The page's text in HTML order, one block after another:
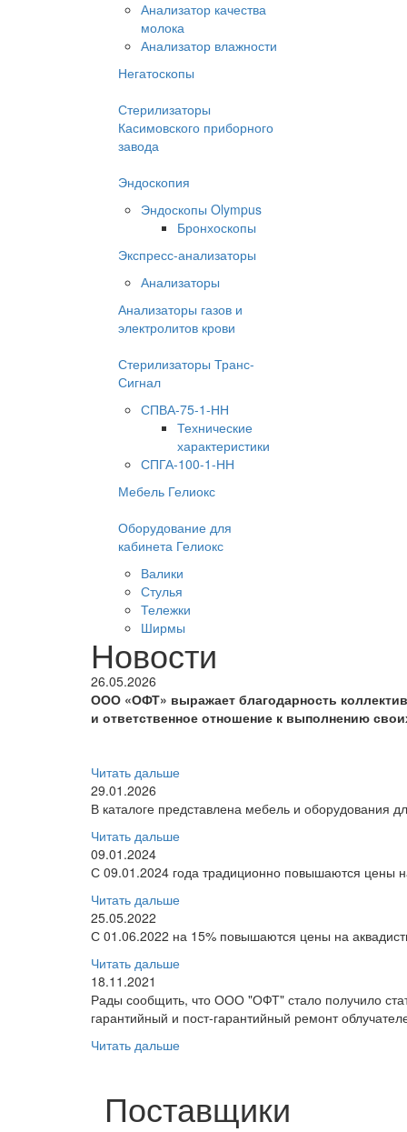
Анализатор качества
молока
Анализатор влажности
Негатоскопы
Стерилизаторы
Касимовского приборного
завода
Эндоскопия
Эндоскопы Olympus
Бронхоскопы
Экспресс-анализаторы
Анализаторы
Анализаторы газов и
электролитов крови
Стерилизаторы Транс-
Сигнал
СПВА-75-1-НН
Технические
характеристики
СПГА-100-1-НН
Мебель Гелиокс
Оборудование для
кабинета Гелиокс
Валики
Стулья
Тележки
Ширмы
Новости
26.05.2026
ООО «ОФТ» выражает благодарность
и ответственное отношение к выполнению
Читать дальше
29.01.2026
В каталоге представлена мебель и оборудования
Читать дальше
09.01.2024
С 09.01.2024 года традиционно повышаются цены
Читать дальше
25.05.2022
С 01.06.2022 на 15% повышаются цены на
Читать дальше
18.11.2021
Рады сообщить, что ООО "ОФТ" стало получило
гарантийный и пост-гарантийный ремонт
Читать дальше
Поставщики